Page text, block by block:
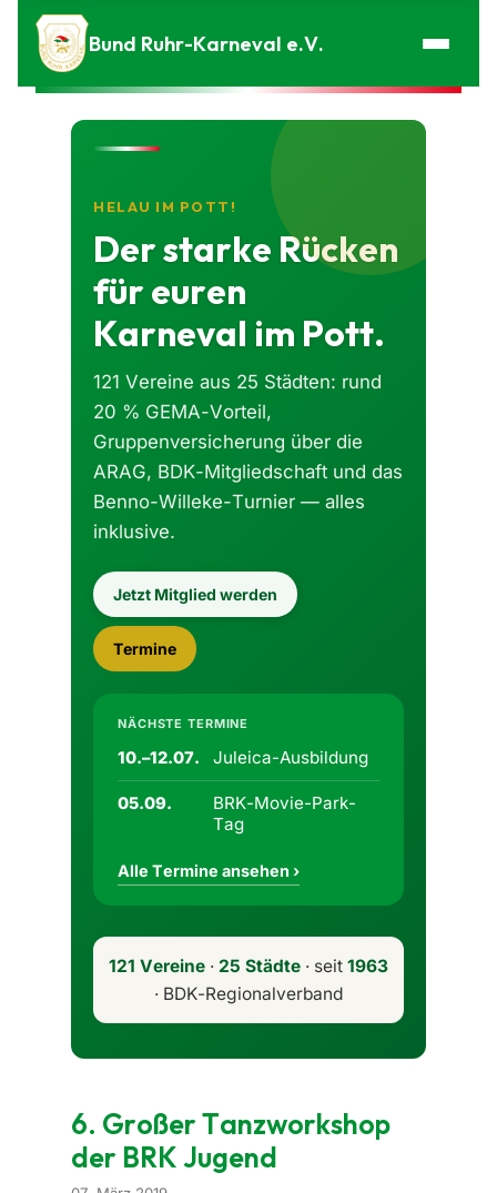
Zum Inhalt springen
Bund Ruhr-Karneval e.V.
HELAU IM POTT!
Der starke Rücken
für euren
Karneval im Pott.
121 Vereine aus 25 Städten: rund
20 % GEMA-Vorteil,
Gruppenversicherung über die
ARAG, BDK-Mitgliedschaft und das
Benno-Willeke-Turnier — alles
inklusive.
Jetzt Mitglied werden
Termine
NÄCHSTE TERMINE
10.–12.07. Juleica-Ausbildung
05.09.
BRK-Movie-Park-
Tag
Alle Termine ansehen ›
121 Vereine · 25 Städte · seit 1963
· BDK-Regionalverband
6. Großer Tanzworkshop
der BRK Jugend